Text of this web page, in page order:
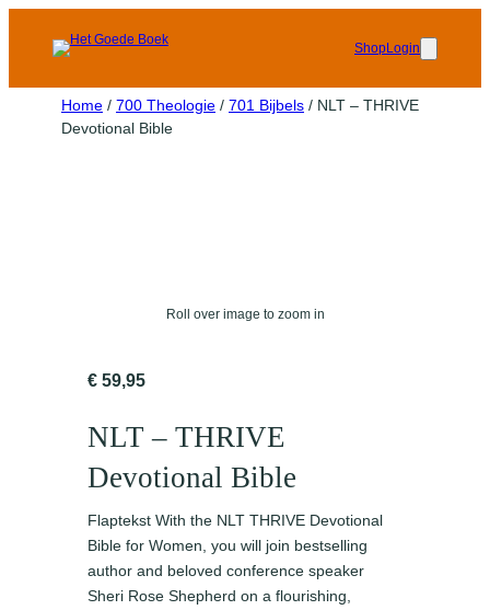
ShopLogin
Home / 700 Theologie / 701 Bijbels / NLT – THRIVE
Devotional Bible
Roll over image to zoom in
€ 59,95
NLT – THRIVE
Devotional Bible
Flaptekst With the NLT THRIVE Devotional
Bible for Women, you will join bestselling
author and beloved conference speaker
Sheri Rose Shepherd on a flourishing,